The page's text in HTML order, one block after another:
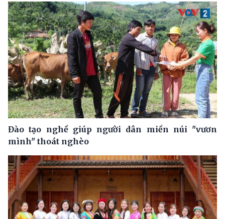
Đào tạo nghề giúp người dân miền núi "vươn
mình" thoát nghèo